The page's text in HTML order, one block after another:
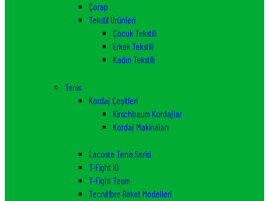
Çorap
Tekstil Ürünleri
Çocuk Tekstili
Erkek Tekstili
Kadın Tekstili
Tenis
Kordaj Çeşitleri
Kirschbaum Kordajlar
Kordaj Makinaları
Lacoste Tenis Serisi
T-Fight ID
T-Fight Team
Tecnifibre Raket Modelleri